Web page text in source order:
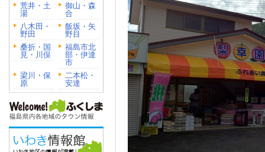
荒井・土
湯
御山・森
合
八木田・
野田
飯坂・矢
野目
桑折・国
見・川俣
福島市北
部・伊達
市
梁川・保
原
二本松・
安達